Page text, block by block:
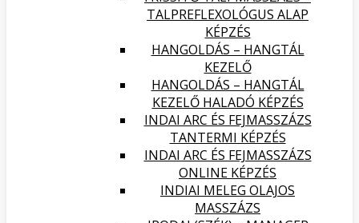
TALPREFLEXOLÓGUS ALAP
KÉPZÉS
HANGOLDÁS – HANGTÁL
KEZELŐ
HANGOLDÁS – HANGTÁL
KEZELŐ HALADÓ KÉPZÉS
INDAI ARC ÉS FEJMASSZÁZS
TANTERMI KÉPZÉS
INDAI ARC ÉS FEJMASSZÁZS
ONLINE KÉPZÉS
INDIAI MELEG OLAJOS
MASSZÁZS